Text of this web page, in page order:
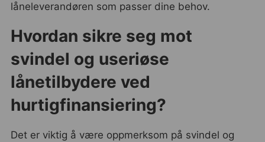
låneleverandøren som passer dine behov.
Hvordan sikre seg mot
svindel og useriøse
lånetilbydere ved
hurtigfinansiering?
Det er viktig å være oppmerksom på svindel og